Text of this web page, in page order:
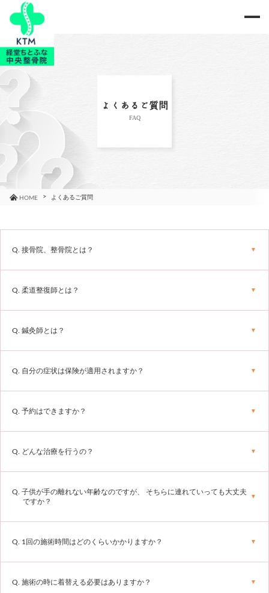
よくあるご質問
FAQ
HOME よくあるご質問
Q. 接骨院、整骨院とは？
Q. 柔道整復師とは？
Q. 鍼灸師とは？
Q. 自分の症状は保険が適用されますか？
Q. 予約はできますか？
Q. どんな治療を行うの？
Q. 子供が手の離れない年齢なのですが、 そちらに連れていっても大丈夫
ですか？
Q. 1回の施術時間はどのくらいかかりますか？
Q. 施術の時に着替える必要はありますか？
当院のご紹介
ブログ
コラム